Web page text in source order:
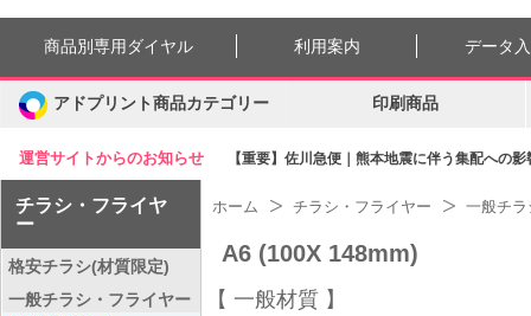
運営サイトからのお知らせ 【重要】佐川急便｜熊本地震に伴う集配への
商品別専用ダイヤル 利用案内 データ
アドプリント商品カテゴリー 印刷商品
チラシ・フライヤ
ー
格安チラシ(材質限定)
一般チラシ・フライヤー
ホーム チラシ・フライヤー 一般チ
A6 (100X 148mm)
一般材質